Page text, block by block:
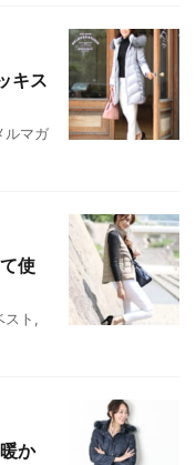
キス
ルマガ
使
スト ,
か